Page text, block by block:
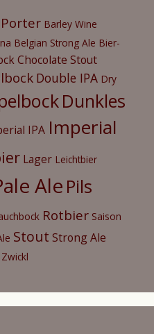
Barley Wine
Belgian Strong Ale Bier-
Chocolate Stout
Double IPA Dry
Dunkles
IPA Imperial
Lager Leichtbier
Ale Pils
Rotbier Saison
Stout Strong Ale
Zwickl